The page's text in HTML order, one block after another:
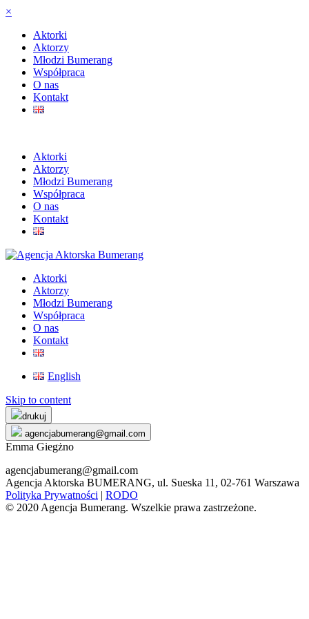
×
Aktorki
Aktorzy
Młodzi Bumerang
Współpraca
O nas
Kontakt
Aktorki
Aktorzy
Młodzi Bumerang
Współpraca
O nas
Kontakt
Aktorki
Aktorzy
Młodzi Bumerang
Współpraca
O nas
Kontakt
English
Skip to content
drukuj
agencjabumerang@gmail.com
Emma Giegżno
agencjabumerang@gmail.com
Agencja Aktorska BUMERANG, ul. Sueska 11, 02-761 Warszawa
Polityka Prywatności | RODO
© 2020 Agencja Bumerang. Wszelkie prawa zastrzeżone.